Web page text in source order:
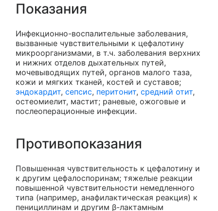
Показания
Инфекционно-воспалительные заболевания,
вызванные чувствительными к цефалотину
микроорганизмами, в т.ч. заболевания верхних
и нижних отделов дыхательных путей,
мочевыводящих путей, органов малого таза,
кожи и мягких тканей, костей и суставов;
эндокардит, сепсис, перитонит, средний отит,
остеомиелит, мастит; раневые, ожоговые и
послеоперационные инфекции.
Противопоказания
Повышенная чувствительность к цефалотину и
к другим цефалоспоринам; тяжелые реакции
повышенной чувствительности немедленного
типа (например, анафилактическая реакция) к
пенициллинам и другим β-лактамным